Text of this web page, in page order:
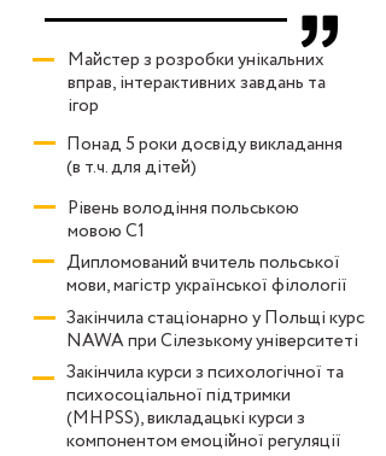
Майстер з розробки унікальних
вправ, інтерактивних завдань та
ігор
Понад 5 роки досвіду викладання
(в т.ч. для дітей)
Рівень володіння польською
мовою С1
Дипломований вчитель польської
мови, магістр української філології
Закінчила стаціонарно у Польщі курс
NAWA при Сілезькому університеті
Закінчила курси з психологічної та
психосоціальної підтримки
(MHPSS), викладацькі курси з
компонентом емоційної регуляції